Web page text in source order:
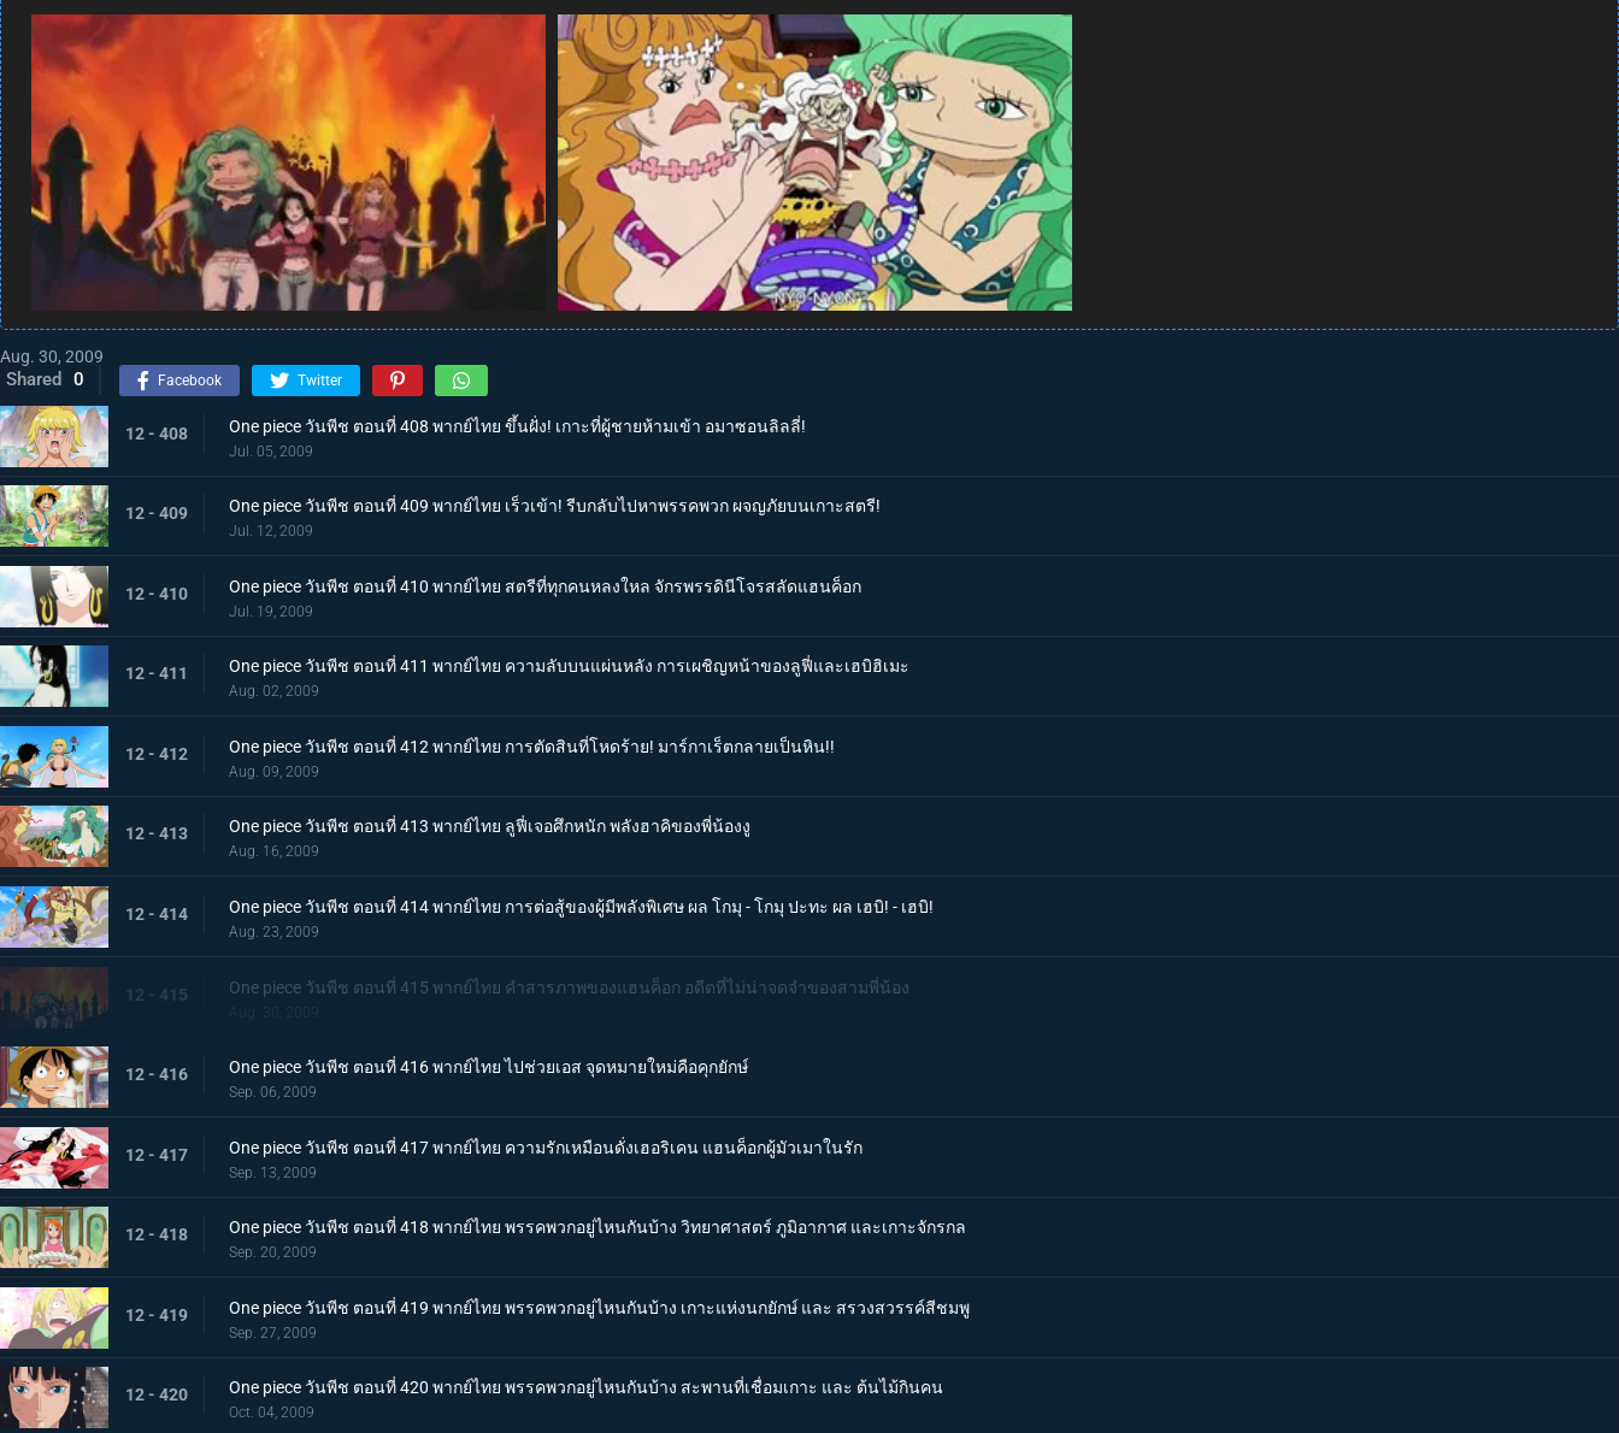
Aug. 30, 2009
Shared 0 Facebook Twitter
12 - 408 One piece วันพีช ตอนที่ 408 พากย์ไทย ขึ้นฝั่ง! เกาะที่ผู้ชายห้ามเข้า อมาซอนลิลลี่!
Jul. 05, 2009
12 - 409 One piece วันพีช ตอนที่ 409 พากย์ไทย เร็วเข้า! รีบกลับไปหาพรรคพวก ผจญภัยบนเกาะสตรี!
Jul. 12, 2009
12 - 410 One piece วันพีช ตอนที่ 410 พากย์ไทย สตรีที่ทุกคนหลงใหล จักรพรรดินีโจรสลัดแฮนค็อก
Jul. 19, 2009
12 - 411 One piece วันพีช ตอนที่ 411 พากย์ไทย ความลับบนแผ่นหลัง การเผชิญหน้าของลูฟี่และเฮบิฮิเมะ
Aug. 02, 2009
12 - 412 One piece วันพีช ตอนที่ 412 พากย์ไทย การตัดสินที่โหดร้าย! มาร์กาเร็ตกลายเป็นหิน!!
Aug. 09, 2009
12 - 413 One piece วันพีช ตอนที่ 413 พากย์ไทย ลูฟี่เจอศึกหนัก พลังฮาคิของพี่น้องงู
Aug. 16, 2009
12 - 414 One piece วันพีช ตอนที่ 414 พากย์ไทย การต่อสู้ของผู้มีพลังพิเศษ ผล โกมุ - โกมุ ปะทะ ผล เฮบิ! - เฮบิ!
Aug. 23, 2009
12 - 415 One piece วันพีช ตอนที่ 415 พากย์ไทย คำสารภาพของแฮนค็อก อดีตที่ไม่น่าจดจำของสามพี่น้อง
Aug. 30, 2009
12 - 416 One piece วันพีช ตอนที่ 416 พากย์ไทย ไปช่วยเอส จุดหมายใหม่คือคุกยักษ์
Sep. 06, 2009
12 - 417 One piece วันพีช ตอนที่ 417 พากย์ไทย ความรักเหมือนดั่งเฮอริเคน แฮนค็อกผู้มัวเมาในรัก
Sep. 13, 2009
12 - 418 One piece วันพีช ตอนที่ 418 พากย์ไทย พรรคพวกอยู่ไหนกันบ้าง วิทยาศาสตร์ ภูมิอากาศ และเกาะจักรกล
Sep. 20, 2009
12 - 419 One piece วันพีช ตอนที่ 419 พากย์ไทย พรรคพวกอยู่ไหนกันบ้าง เกาะแห่งนกยักษ์ และ สรวงสวรรค์สีชมพู
Sep. 27, 2009
12 - 420 One piece วันพีช ตอนที่ 420 พากย์ไทย พรรคพวกอยู่ไหนกันบ้าง สะพานที่เชื่อมเกาะ และ ต้นไม้กินคน
Oct. 04, 2009